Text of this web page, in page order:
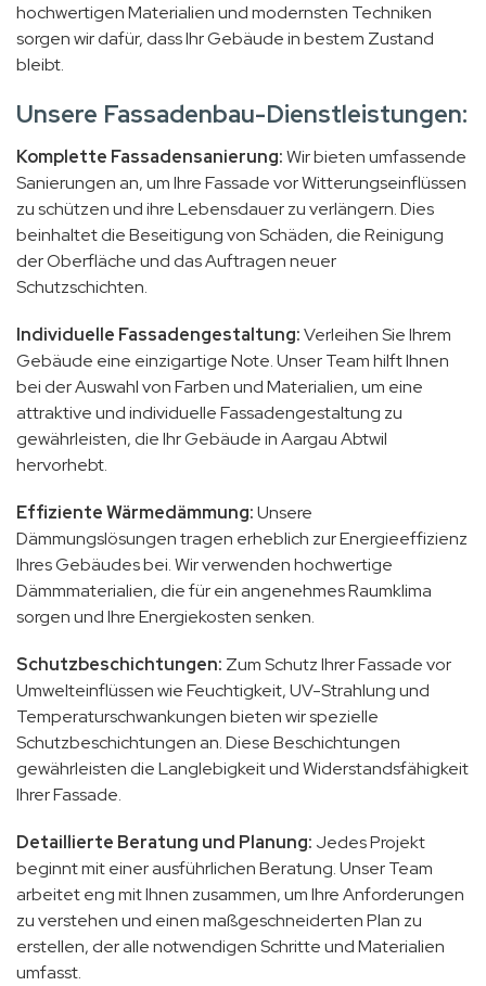
hochwertigen Materialien und modernsten Techniken
sorgen wir dafür, dass Ihr Gebäude in bestem Zustand
bleibt.
Unsere Fassadenbau-Dienstleistungen:
Komplette Fassadensanierung:Wir bieten umfassende
Sanierungen an, um Ihre Fassade vor Witterungseinflüssen
zu schützen und ihre Lebensdauer zu verlängern. Dies
beinhaltet die Beseitigung von Schäden, die Reinigung
der Oberfläche und das Auftragen neuer
Schutzschichten.
Individuelle Fassadengestaltung:Verleihen Sie Ihrem
Gebäude eine einzigartige Note. Unser Team hilft Ihnen
bei der Auswahl von Farben und Materialien, um eine
attraktive und individuelle Fassadengestaltung zu
gewährleisten, die Ihr Gebäude in Aargau Abtwil
hervorhebt.
Effiziente Wärmedämmung:Unsere
Dämmungslösungen tragen erheblich zur Energieeffizienz
Ihres Gebäudes bei. Wir verwenden hochwertige
Dämmmaterialien, die für ein angenehmes Raumklima
sorgen und Ihre Energiekosten senken.
Schutzbeschichtungen: Zum Schutz Ihrer Fassade vor
Umwelteinflüssen wie Feuchtigkeit, UV-Strahlung und
Temperaturschwankungen bieten wir spezielle
Schutzbeschichtungen an. Diese Beschichtungen
gewährleisten die Langlebigkeit und Widerstandsfähigkeit
Ihrer Fassade.
Detaillierte Beratung und Planung: Jedes Projekt
beginnt mit einer ausführlichen Beratung. Unser Team
arbeitet eng mit Ihnen zusammen, um Ihre Anforderungen
zu verstehen und einen maßgeschneiderten Plan zu
erstellen, der alle notwendigen Schritte und Materialien
umfasst.